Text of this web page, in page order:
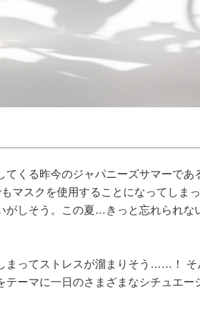
くる昨今のジャパニーズサマーであ
マスクを使用することになってしま
しそう。この夏…きっと忘れられな
まってストレスが溜まりそう……！ そ
ーマに一日のさまざまなシチュエー